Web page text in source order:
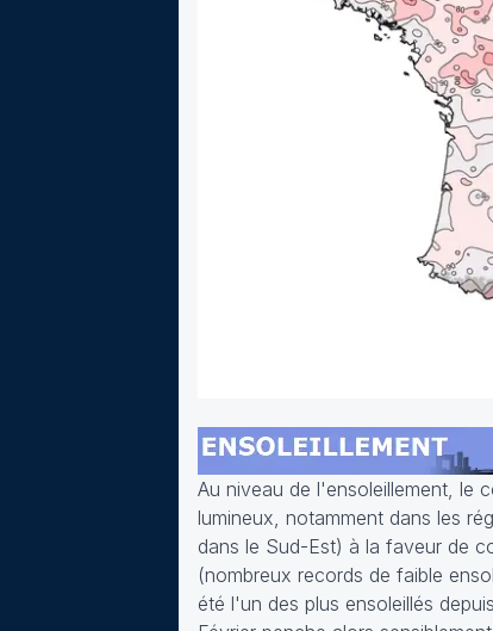
Au niveau de l'ensoleillement, le
lumineux, notamment dans les
dans le Sud-Est) à la faveur de
(nombreux records de faible
été l'un des plus ensoleillés